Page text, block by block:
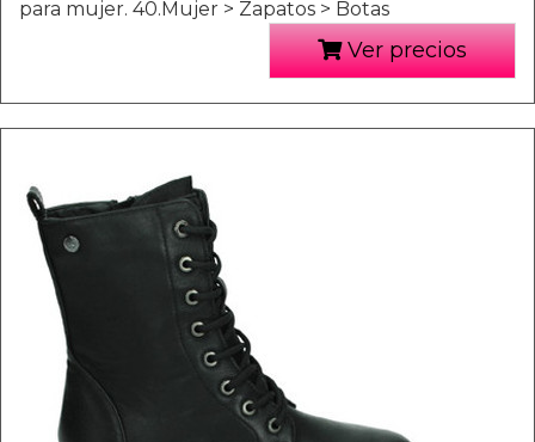
para mujer. 40.Mujer > Zapatos > Botas
Ver precios